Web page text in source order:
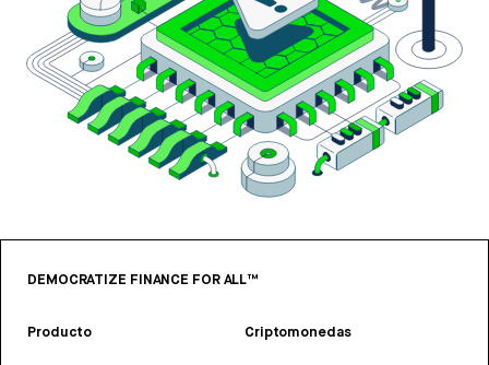
DEMOCRATIZE FINANCE FOR ALL™
Producto Criptomonedas